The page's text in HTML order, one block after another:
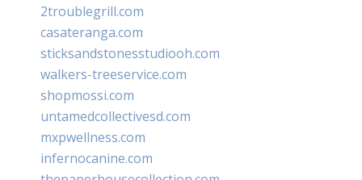
2troublegrill.com
casateranga.com
sticksandstonesstudiooh.com
walkers-treeservice.com
shopmossi.com
untamedcollectivesd.com
mxpwellness.com
infernocanine.com